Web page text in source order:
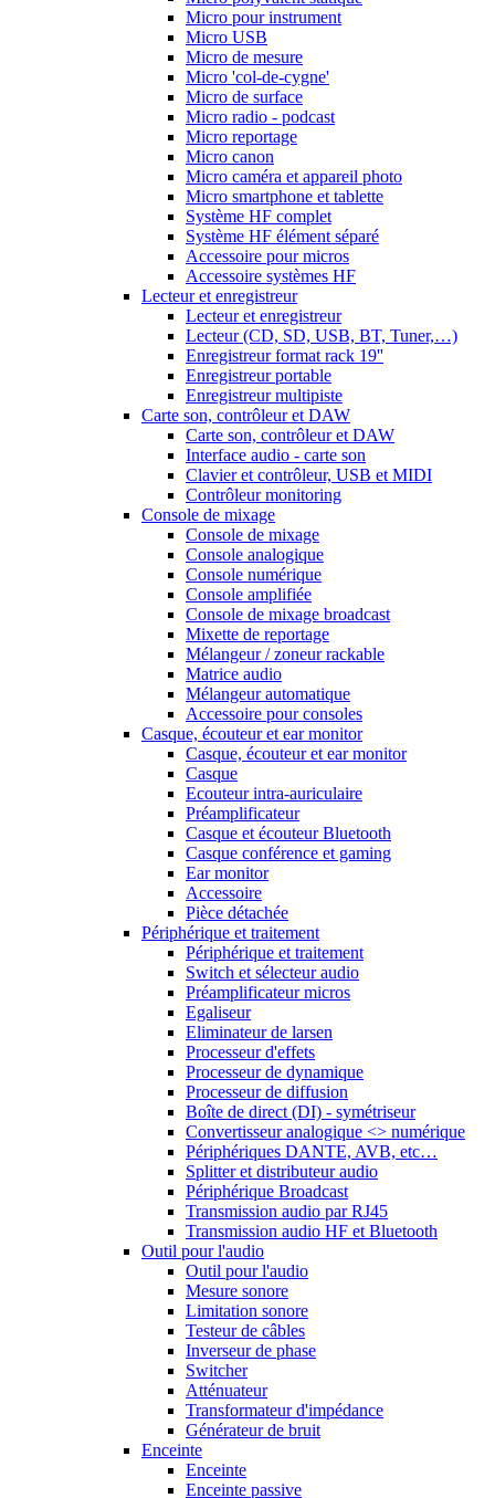
Micro pour instrument
Micro USB
Micro de mesure
Micro 'col-de-cygne'
Micro de surface
Micro radio - podcast
Micro reportage
Micro canon
Micro caméra et appareil photo
Micro smartphone et tablette
Système HF complet
Système HF élément séparé
Accessoire pour micros
Accessoire systèmes HF
Lecteur et enregistreur
Lecteur et enregistreur
Lecteur (CD, SD, USB, BT, Tuner,…)
Enregistreur format rack 19''
Enregistreur portable
Enregistreur multipiste
Carte son, contrôleur et DAW
Carte son, contrôleur et DAW
Interface audio - carte son
Clavier et contrôleur, USB et MIDI
Contrôleur monitoring
Console de mixage
Console de mixage
Console analogique
Console numérique
Console amplifiée
Console de mixage broadcast
Mixette de reportage
Mélangeur / zoneur rackable
Matrice audio
Mélangeur automatique
Accessoire pour consoles
Casque, écouteur et ear monitor
Casque, écouteur et ear monitor
Casque
Ecouteur intra-auriculaire
Préamplificateur
Casque et écouteur Bluetooth
Casque conférence et gaming
Ear monitor
Accessoire
Pièce détachée
Périphérique et traitement
Périphérique et traitement
Switch et sélecteur audio
Préamplificateur micros
Egaliseur
Eliminateur de larsen
Processeur d'effets
Processeur de dynamique
Processeur de diffusion
Boîte de direct (DI) - symétriseur
Convertisseur analogique <> numérique
Périphériques DANTE, AVB, etc…
Splitter et distributeur audio
Périphérique Broadcast
Transmission audio par RJ45
Transmission audio HF et Bluetooth
Outil pour l'audio
Outil pour l'audio
Mesure sonore
Limitation sonore
Testeur de câbles
Inverseur de phase
Switcher
Atténuateur
Transformateur d'impédance
Générateur de bruit
Enceinte
Enceinte
Enceinte passive